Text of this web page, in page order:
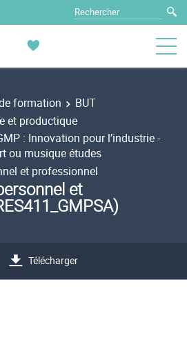
formation
BUT
et productique
: Innovation pour l’industrie -
ou musique études
et professionnel
et
Télécharger